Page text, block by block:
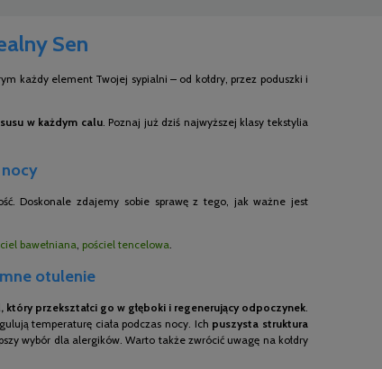
Sen
każdy element Twojej sypialni – od kołdry, przez poduszki i
w każdym calu. Poznaj już dziś najwyższej klasy tekstylia
Doskonale zdajemy sobie sprawę z tego, jak ważne jest
bawełniana pościel tencelowa
otulenie
który przekształci go w głęboki i regenerujący odpoczynek
temperaturę ciała podczas nocy. Ich puszysta struktura
wybór dla alergików. Warto także zwrócić uwagę na kołdry